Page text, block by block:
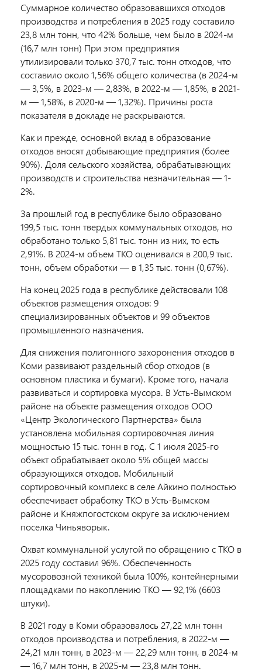
Суммарное количество образовавшихся отходов
производства и потребления в 2025 году составило
23,8 млн тонн, что 42% больше, чем было в 2024-м
(16,7 млн тонн) При этом предприятия
утилизировали только 370,7 тыс. тонн отходов, что
составило около 1,56% общего количества (в 2024-м
— 3,5%, в 2023-м — 2,83%, в 2022-м — 1,85%, в 2021-
м — 1,58%, в 2020-м — 1,32%). Причины роста
показателя в докладе не раскрываются.
Как и прежде, основной вклад в образование
отходов вносят добывающие предприятия (более
90%). Доля сельского хозяйства, обрабатывающих
производств и строительства незначительная — 1-
2%.
За прошлый год в республике было образовано
199,5 тыс. тонн твердых коммунальных отходов, но
обработано только 5,81 тыс. тонн из них, то есть
2,91%. В 2024-м объем ТКО оценивался в 200,9 тыс.
тонн, объем обработки — в 1,35 тыс. тонн (0,67%).
На конец 2025 года в республике действовали 108
объектов размещения отходов: 9
специализированных объектов и 99 объектов
промышленного назначения.
Для снижения полигонного захоронения отходов в
Коми развивают раздельный сбор отходов (в
основном пластика и бумаги). Кроме того, начала
развиваться и сортировка мусора. В Усть-Вымском
районе на объекте размещения отходов ООО
«Центр Экологического Партнерства» была
установлена мобильная сортировочная линия
мощностью 15 тыс. тонн в год. С 1 июля 2025-го
объект обрабатывает около 5% общей массы
образующихся отходов. Мобильный
сортировочный комплекс в селе Айкино полностью
обеспечивает обработку ТКО в Усть-Вымском
районе и Княжпогостском округе за исключением
поселка Чиньяворык.
Охват коммунальной услугой по обращению с ТКО в
2025 году составил 96%. Обеспеченность
мусоровозной техникой была 100%, контейнерными
площадками по накоплению ТКО — 92,1% (6603
штуки).
В 2021 году в Коми образовалось 27,22 млн тонн
отходов производства и потребления, в 2022-м —
24,21 млн тонн, в 2023-м — 22,29 млн тонн, в 2024-м
— 16,7 млн тонн, в 2025-м — 23,8 млн тонн.